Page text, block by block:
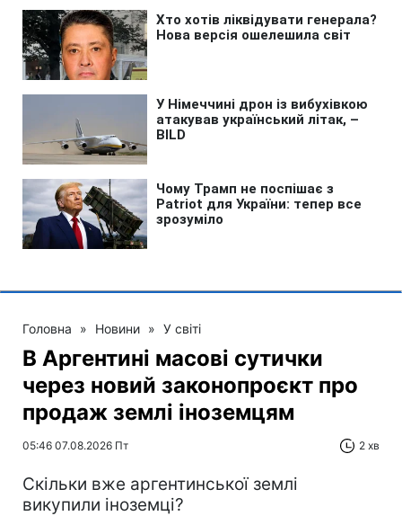
Головна » Новини » У світі
В Аргентині масові сутички
через новий законопроєкт про
продаж землі іноземцям
05:46 07.08.2026 Пт 2 хв
Скільки вже аргентинської землі
викупили іноземці?